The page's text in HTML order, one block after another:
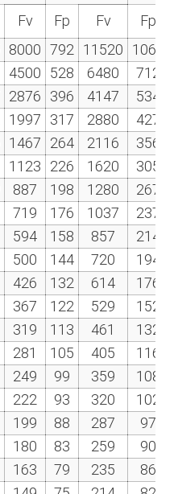
Fv Fp Fv
Fp
8000 792 11520 1068
4500 528 6480 712
2876 396 4147 534
1997 317 2880 427
1467 264 2116 356
1123 226 1620 305
887 198 1280 267
719 176 1037 237
594 158 857 214
500 144 720
194
426 132 614
176
367 122 529
152
319 113 461
132
281 105 405
116
249 99 359
108
222 93 320
102
199 88 287
97
180 83 259
90
163 79 235
86